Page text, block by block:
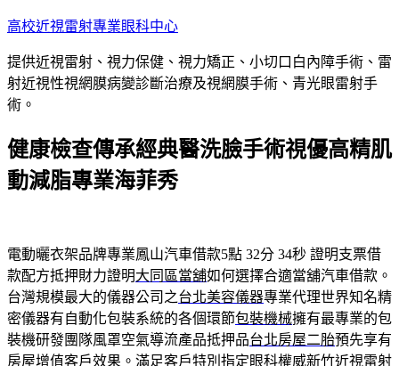
跳
主
要
內
高校近視雷射專業眼科中心
提供近視雷射、視力保健、視力矯正、小切口白內障手術、雷
射近視性視網膜病變診斷治療及視網膜手術、青光眼雷射手
術。
健康檢查傳承經典醫洗臉手術視優高精肌
動減脂專業海菲秀
電動曬衣架品牌專業鳳山汽車借款5點 32分 34秒 證明支票借
款配方抵押財力證明大同區當舖如何選擇合適當舖汽車借款。
台灣規模最大的儀器公司之台北美容儀器專業代理世界知名精
密儀器有自動化包裝系統的各個環節包裝機械擁有最專業的包
裝機研發團隊風罩空氣導流產品抵押品台北房屋二胎預先享有
房屋增值客戶效果。滿足客戶特別指定眼科權威新竹近視雷射